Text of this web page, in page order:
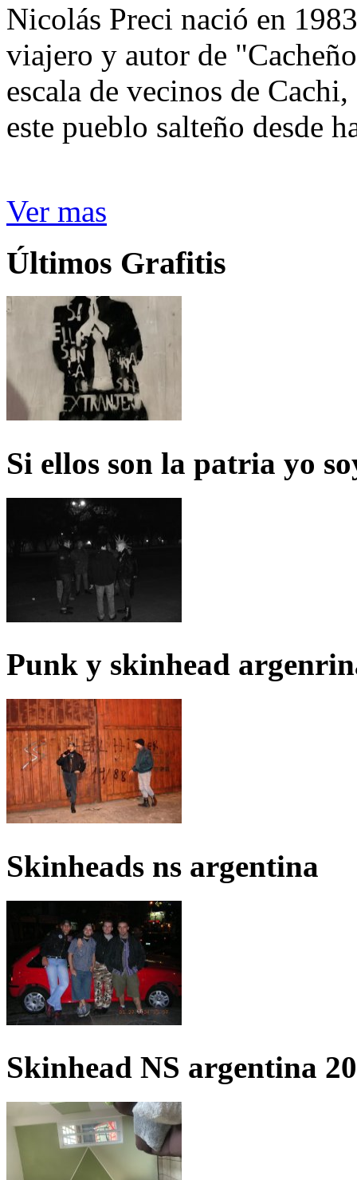
Nicolás Preci nació en
viajero y autor de
escala de vecinos de
este pueblo salteño desde
Ver mas
Últimos Grafitis
Si ellos son la patria yo
Punk y skinhead
Skinheads ns argentina
Skinhead NS argentina